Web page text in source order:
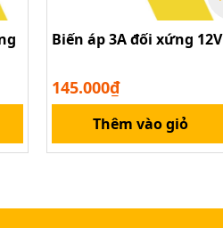
Biến áp 3A đối xứng 12V
145.000₫
Thêm vào giỏ